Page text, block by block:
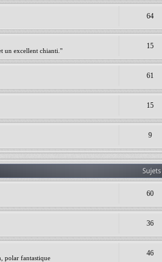
64
un excellent chianti."
15
61
15
9
Sujets
60
36
polar fantastique
46